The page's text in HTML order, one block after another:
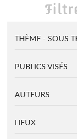
THÈME - SOUS
PUBLICS VISÉS
AUTEURS
LIEUX